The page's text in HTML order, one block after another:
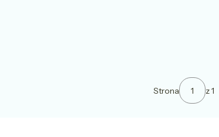
Strona z 1